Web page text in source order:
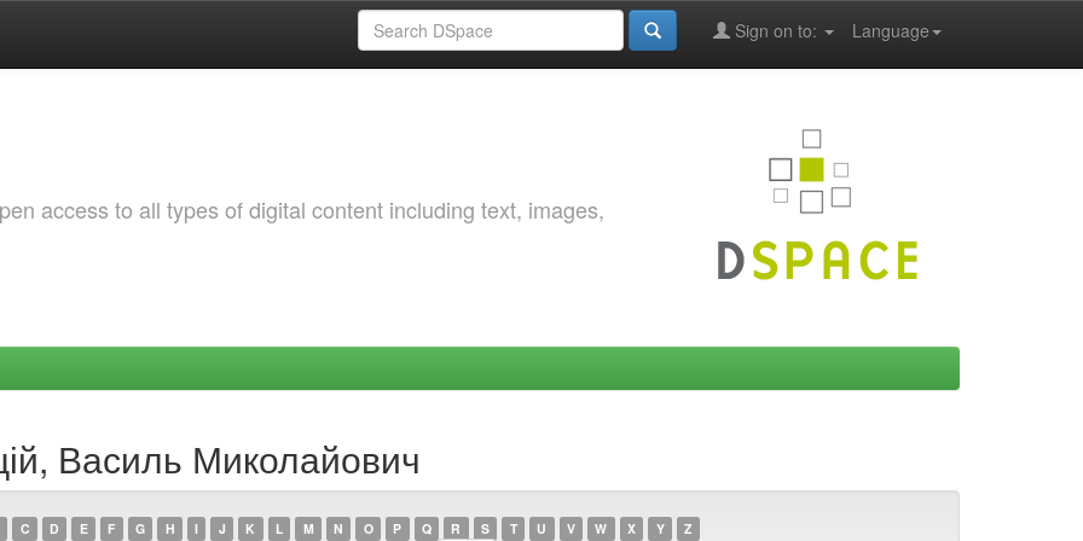
Language
Sign on to:
access to all types of digital content including text, images,
Василь Миколайович
C D E F G H I J K L M N O P Q R S T U V W X Y Z